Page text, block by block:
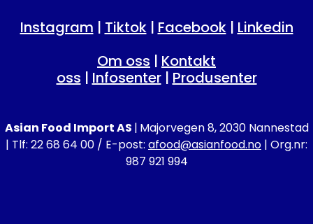
Instagram | Tiktok| Facebook| Linkedin
Om oss | Kontakt
oss | Infosenter| Produsenter
Asian Food Import AS | Majorvegen 8, 2030 Nannestad
| Tlf: 22 68 64 00 / E-post: afood@asianfood.no | Org.nr:
987 921 994